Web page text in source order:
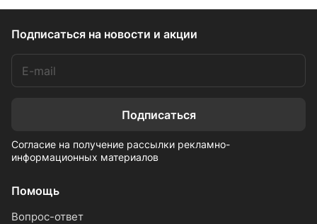
Подписаться на новости и акции
Подписаться
Согласие на получение рассылки рекламно-
информационных материалов
Помощь
Вопрос-ответ